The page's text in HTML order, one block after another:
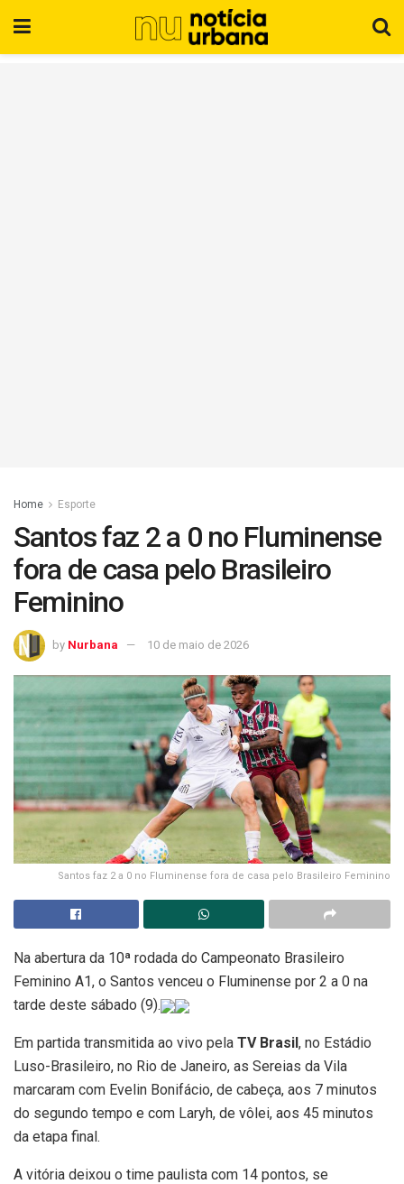
Home Esporte
Santos faz 2 a 0 no Fluminense
fora de casa pelo Brasileiro
Feminino
by Nurbana 10 de maio de 2026
Santos faz 2 a 0 no Fluminense fora de casa pelo Brasileiro Feminino
Na abertura da 10ª rodada do Campeonato Brasileiro
Feminino A1, o Santos venceu o Fluminense por 2 a 0 na
tarde deste sábado (9).
Em partida transmitida ao vivo pela TV Brasil, no Estádio
Luso-Brasileiro, no Rio de Janeiro, as Sereias da Vila
marcaram com Evelin Bonifácio, de cabeça, aos 7 minutos
do segundo tempo e com Laryh, de vôlei, aos 45 minutos
da etapa final.
A vitória deixou o time paulista com 14 pontos, se